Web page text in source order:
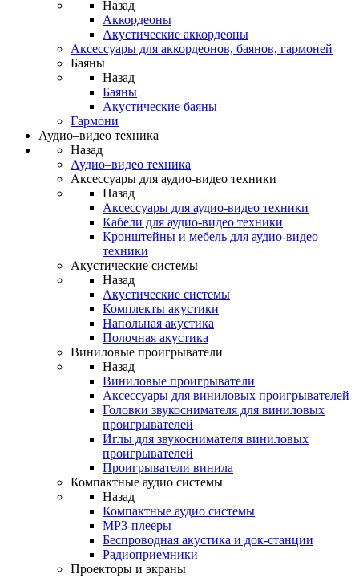
Назад
Аккордеоны
Акустические аккордеоны
Аксессуары для аккордеонов, баянов, гармоней
Баяны
Назад
Баяны
Акустические баяны
Гармони
Аудио–видео техника
Назад
Аудио–видео техника
Аксессуары для аудио-видео техники
Назад
Аксессуары для аудио-видео техники
Кабели для аудио-видео техники
Кронштейны и мебель для аудио-видео
техники
Акустические системы
Назад
Акустические системы
Комплекты акустики
Напольная акустика
Полочная акустика
Виниловые проигрыватели
Назад
Виниловые проигрыватели
Аксессуары для виниловых проигрывателей
Головки звукоснимателя для виниловых
проигрывателей
Иглы для звукоснимателя виниловых
проигрывателей
Проигрыватели винила
Компактные аудио системы
Назад
Компактные аудио системы
MP3-плееры
Беспроводная акустика и док-станции
Радиоприемники
Проекторы и экраны